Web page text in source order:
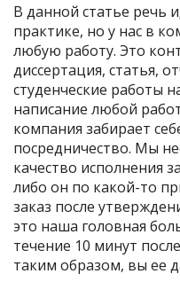
В данной статье речь
практике, но у нас в
любую работу. Это
диссертация, статья,
студенческие работы
написание любой
компания забирает
посредничество. Мы
качество исполнения
либо он по какой-то
заказ после
это наша головная
течение 10 минут
таким образом, вы ее